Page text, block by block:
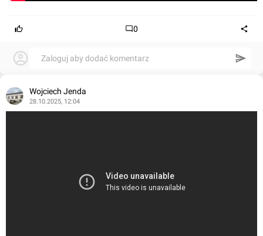
0
Zaloguj aby dodać komentarz
Wojciech Jenda
28.10.2025, 12:04